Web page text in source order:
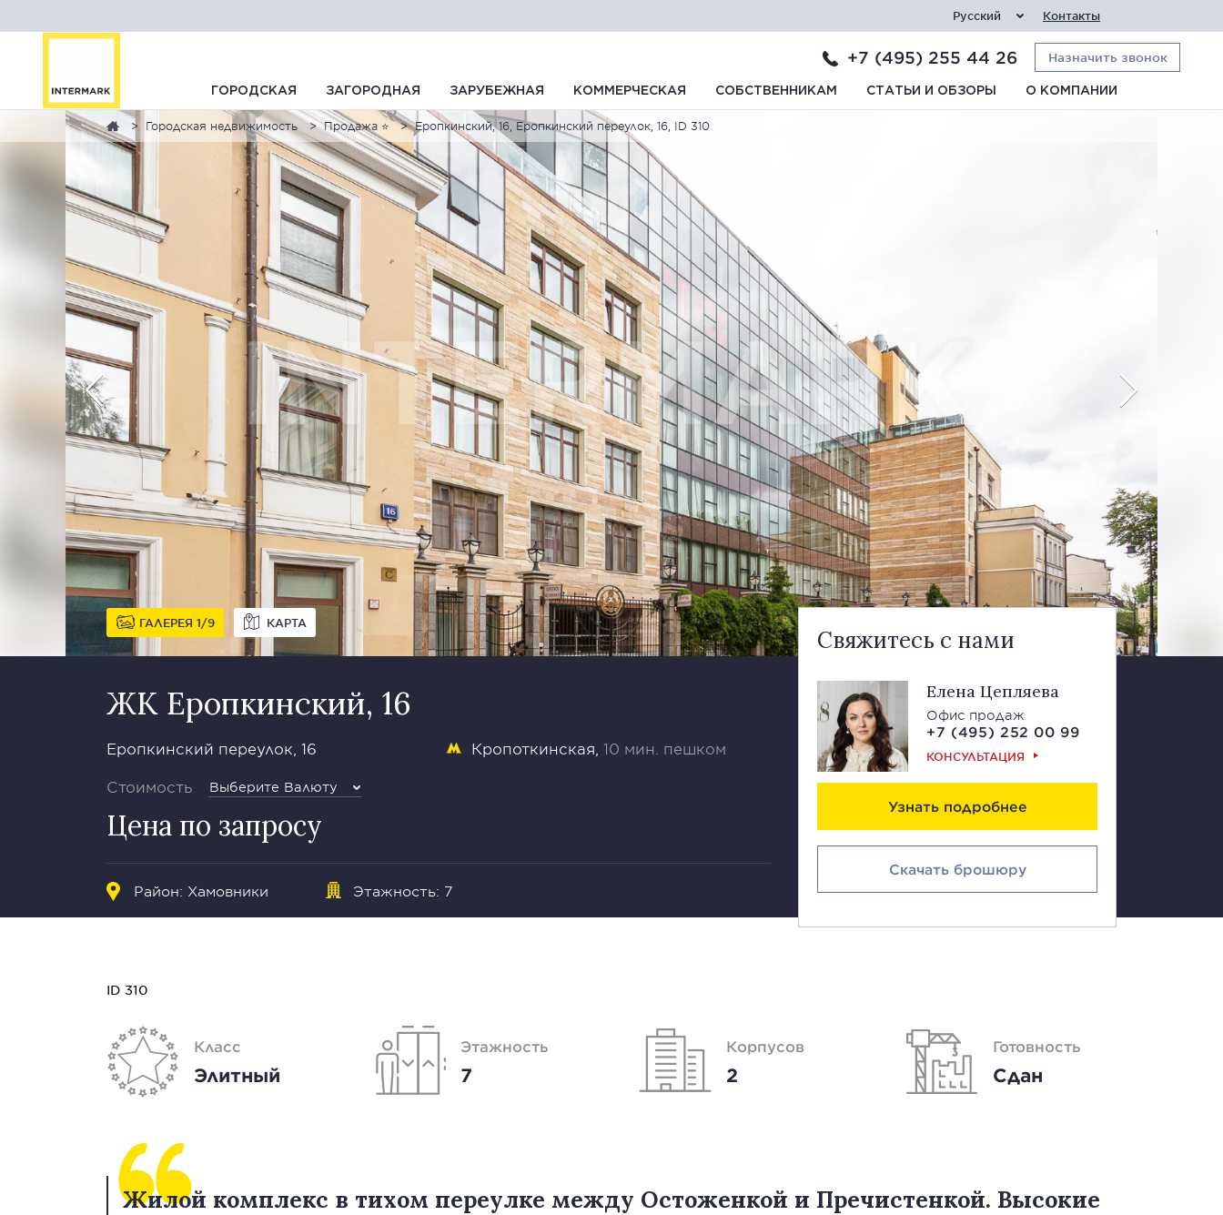
Русский Контакты
+7 (495) 255 44 26 Назначить звонок
ГОРОДСКАЯ ЗАГОРОДНАЯ ЗАРУБЕЖНАЯ КОММЕРЧЕСКАЯ СОБСТВЕННИКАМ СТАТЬИ И ОБЗОРЫ О КОМПАНИИ
Городская недвижимость Продажа ⭐ Еропкинский, 16, Еропкинский переулок, 16, ID 310
ГАЛЕРЕЯ 1 9 КАРТА
ЖК Еропкинский, 16
Еропкинский переулок, 16 Кропоткинская 10 мин. пешком
Стоимость Выберите Валюту
Цена по запросу
Район: Хамовники Этажность: 7
Свяжитесь с нами
Елена Цепляева
Офис продаж
+7 (495) 252 00 99
КОНСУЛЬТАЦИЯ
Узнать подробнее
Скачать брошюру
ID 310
Класс
Элитный
Этажность
7
Корпусов
2
Готовность
Сдан
Жилой комплекс в тихом переулке между Остоженкой и Пречистенкой. Высокие